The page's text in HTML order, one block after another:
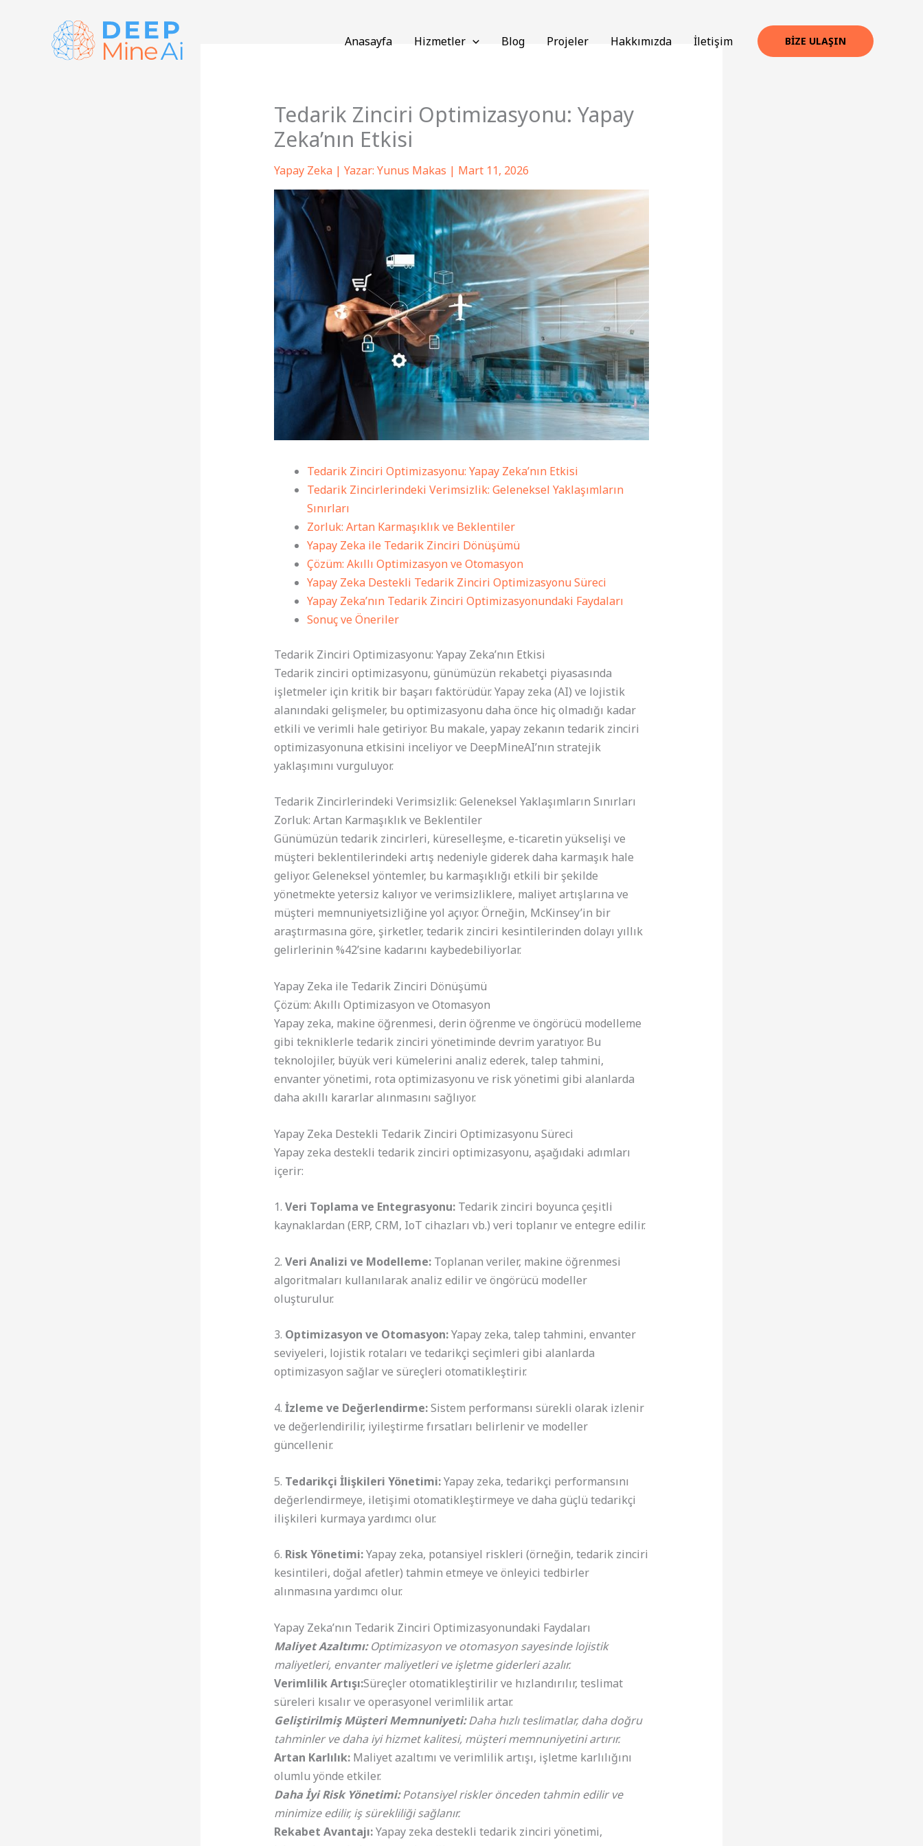
Anasayfa
Hizmetler Blog Projeler Hakkımızda İletişim BIZE ULAŞIN
Tedarik Zinciri Optimizasyonu: Yapay
Zeka’nın Etkisi
Yapay Zeka| Yazar: Yunus Makas | Mart 11, 2026
Tedarik Zinciri Optimizasyonu: Yapay Zeka’nın Etkisi
Tedarik Zincirlerindeki Verimsizlik: Geleneksel Yaklaşımların
Sınırları
Zorluk: Artan Karmaşıklık ve Beklentiler
Yapay Zeka ile Tedarik Zinciri Dönüşümü
Çözüm: Akıllı Optimizasyon ve Otomasyon
Yapay Zeka Destekli Tedarik Zinciri Optimizasyonu Süreci
Yapay Zeka’nın Tedarik Zinciri Optimizasyonundaki Faydaları
Sonuç ve Öneriler
Tedarik Zinciri Optimizasyonu: Yapay Zeka’nın Etkisi
Tedarik zinciri optimizasyonu, günümüzün rekabetçi piyasasında
işletmeler için kritik bir başarı faktörüdür. Yapay zeka (AI) ve lojistik
alanındaki gelişmeler, bu optimizasyonu daha önce hiç olmadığı kadar
etkili ve verimli hale getiriyor. Bu makale, yapay zekanın tedarik zinciri
optimizasyonuna etkisini inceliyor ve DeepMineAI’nın stratejik
yaklaşımını vurguluyor.
Tedarik Zincirlerindeki Verimsizlik: Geleneksel Yaklaşımların Sınırları
Zorluk: Artan Karmaşıklık ve Beklentiler
Günümüzün tedarik zincirleri, küreselleşme, e-ticaretin yükselişi ve
müşteri beklentilerindeki artış nedeniyle giderek daha karmaşık hale
geliyor. Geleneksel yöntemler, bu karmaşıklığı etkili bir şekilde
yönetmekte yetersiz kalıyor ve verimsizliklere, maliyet artışlarına ve
müşteri memnuniyetsizliğine yol açıyor. Örneğin, McKinsey’in bir
araştırmasına göre, şirketler, tedarik zinciri kesintilerinden dolayı yıllık
gelirlerinin %42’sine kadarını kaybedebiliyorlar.
Yapay Zeka ile Tedarik Zinciri Dönüşümü
Çözüm: Akıllı Optimizasyon ve Otomasyon
Yapay zeka, makine öğrenmesi, derin öğrenme ve öngörücü modelleme
gibi tekniklerle tedarik zinciri yönetiminde devrim yaratıyor. Bu
teknolojiler, büyük veri kümelerini analiz ederek, talep tahmini,
envanter yönetimi, rota optimizasyonu ve risk yönetimi gibi alanlarda
daha akıllı kararlar alınmasını sağlıyor.
Yapay Zeka Destekli Tedarik Zinciri Optimizasyonu Süreci
Yapay zeka destekli tedarik zinciri optimizasyonu, aşağıdaki adımları
içerir:
1. Veri Toplama ve Entegrasyonu:Tedarik zinciri boyunca çeşitli
kaynaklardan (ERP, CRM, IoT cihazları vb.) veri toplanır ve entegre edilir.
2. Veri Analizi ve Modelleme:Toplanan veriler, makine öğrenmesi
algoritmaları kullanılarak analiz edilir ve öngörücü modeller
oluşturulur.
3. Optimizasyon ve Otomasyon:Yapay zeka, talep tahmini, envanter
seviyeleri, lojistik rotaları ve tedarikçi seçimleri gibi alanlarda
optimizasyon sağlar ve süreçleri otomatikleştirir.
4. İzleme ve Değerlendirme:Sistem performansı sürekli olarak izlenir
ve değerlendirilir, iyileştirme fırsatları belirlenir ve modeller
güncellenir.
5. Tedarikçi İlişkileri Yönetimi:Yapay zeka, tedarikçi performansını
değerlendirmeye, iletişimi otomatikleştirmeye ve daha güçlü tedarikçi
ilişkileri kurmaya yardımcı olur.
6. Risk Yönetimi:Yapay zeka, potansiyel riskleri (örneğin, tedarik zinciri
kesintileri, doğal afetler) tahmin etmeye ve önleyici tedbirler
alınmasına yardımcı olur.
Yapay Zeka’nın Tedarik Zinciri Optimizasyonundaki Faydaları
Maliyet Azaltımı:Optimizasyon ve otomasyon sayesinde lojistik
maliyetleri, envanter maliyetleri ve işletme giderleri azalır.
Verimlilik Artışı:Süreçler otomatikleştirilir ve hızlandırılır, teslimat
süreleri kısalır ve operasyonel verimlilik artar.
Geliştirilmiş Müşteri Memnuniyeti:Daha hızlı teslimatlar, daha doğru
tahminler ve daha iyi hizmet kalitesi, müşteri memnuniyetini artırır.
Artan Karlılık:Maliyet azaltımı ve verimlilik artışı, işletme karlılığını
olumlu yönde etkiler.
Daha İyi Risk Yönetimi:Potansiyel riskler önceden tahmin edilir ve
minimize edilir, iş sürekliliği sağlanır.
Rekabet Avantajı:Yapay zeka destekli tedarik zinciri yönetimi,